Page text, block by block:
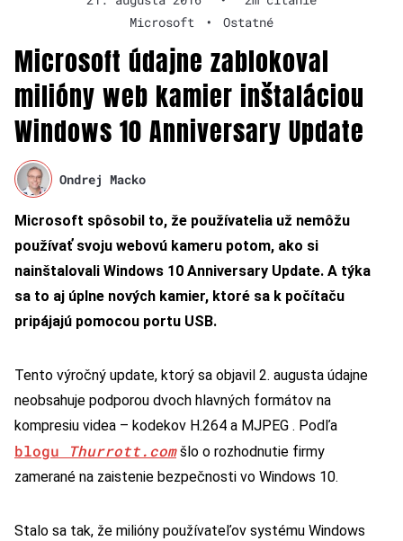
Microsoft
• Ostatné
Microsoft údajne zablokoval
milióny web kamier inštaláciou
Windows 10 Anniversary Update
Ondrej Macko
Microsoft spôsobil to, že používatelia už nemôžu
používať svoju webovú kameru potom, ako si
nainštalovali Windows 10 Anniversary Update. A týka
sa to aj úplne nových kamier, ktoré sa k počítaču
pripájajú pomocou portu USB.
Tento výročný update, ktorý sa objavil 2. augusta údajne
neobsahuje podporou dvoch hlavných formátov na
kompresiu videa – kodekov H.264 a MJPEG . Podľa
blogu Thurrott.comšlo o rozhodnutie firmy
zamerané na zaistenie bezpečnosti vo Windows 10.
Stalo sa tak, že milióny používateľov systému Windows